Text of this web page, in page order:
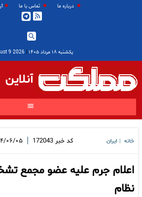
درباره ما تماس با ما
یکشنبه ۱۸ مرداد ۱۴۰۵ |
2026 August 9
آنلاین
خانه ایران کد خبر 172043
| ۱۴۰۴/۰۶/۰۵
اعلام جرم علیه عضو مجمع
نظام